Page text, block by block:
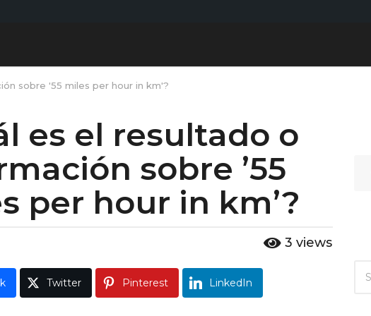
sobre '55 miles per hour in km'?
es el resultado o
sobre ’55
per hour in km’?
3 views
Twitter Pinterest LinkedIn